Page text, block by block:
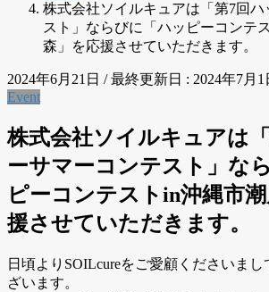
株式会社ソイルキュアは「第7回
スト」ならびに「ハッピーコンテ
森」を応援させていただきます。
2024年6月21日 / 最終更新日 : 2024年7月1
Event
株式会社ソイルキュアは
ーサマーコンテスト」な
ピーコンテストin沖縄市
援させていただきます。
日頃よりSOILcureをご愛顧くださいま
ざいます。